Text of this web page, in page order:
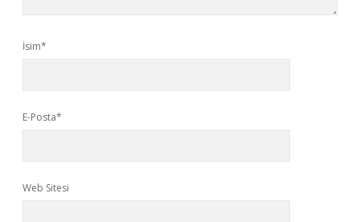
İsim*
E-Posta*
Web Sitesi